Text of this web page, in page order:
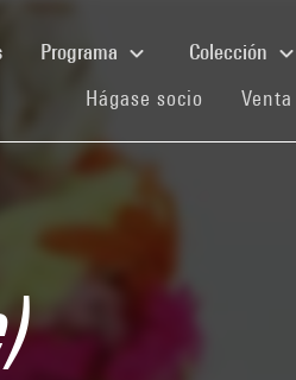
(current)Programa Colección
Hágase socio (current)